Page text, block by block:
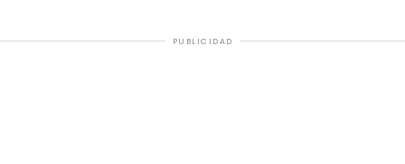
PUBLICIDAD